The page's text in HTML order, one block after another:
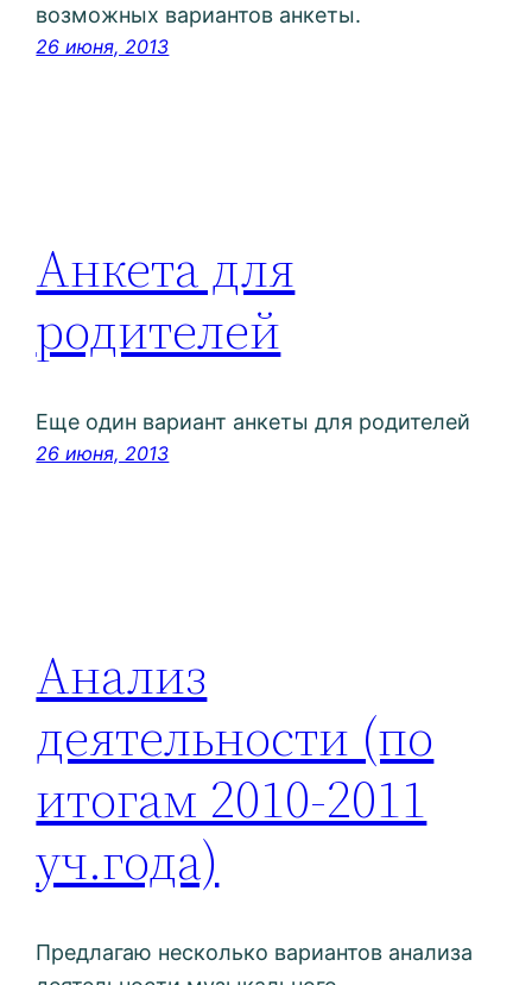
возможных вариантов анкеты.
26 июня, 2013
Анкета для
родителей
Еще один вариант анкеты для родителей
26 июня, 2013
Анализ
деятельности (по
итогам 2010-2011
уч.года)
Предлагаю несколько вариантов анализа